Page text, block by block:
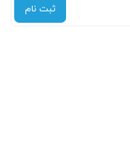
ثبت نام